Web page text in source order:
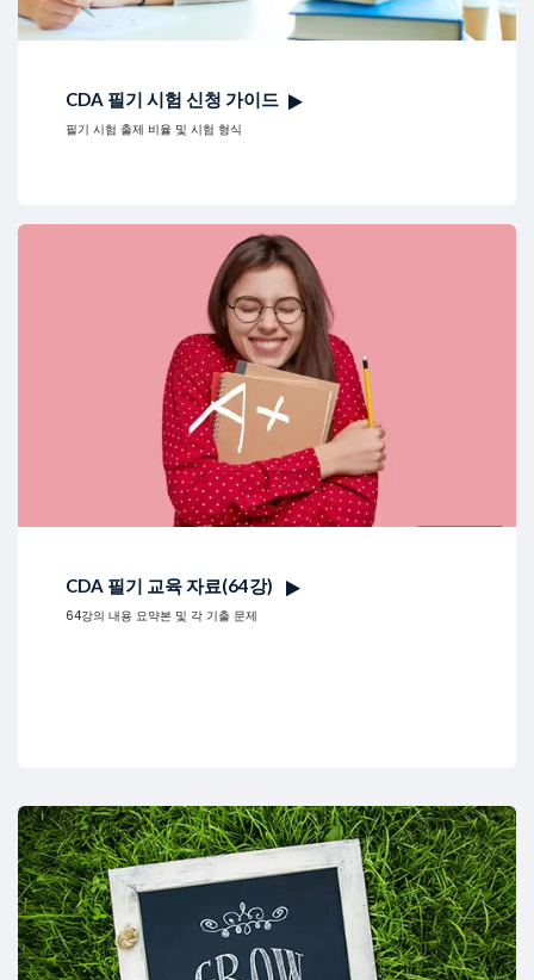
CDA 필기 시험 신청 가이드
필기 시험 출제 비율 및 시험 형식
CDA 필기 교육 자료(64강)
64강의 내용 요약본 및 각 기출 문제